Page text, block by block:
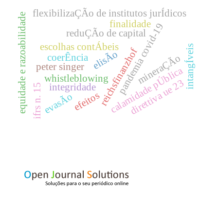
reichsfinanzhof
whistleblowingcalamidade pÚblica
pandemia covid-19
flexibilizaÇÃo de institutos jurÍdicos
equidade e razoabilidade reduÇÃo de capital
elisÃo
direttiva ue 23
integridade
mineraÇÃo
escolhas contÁbeis
ifrs n. 15
coerÊncia
peter singer intangÍveis
evasÃoefeitos
finalidade